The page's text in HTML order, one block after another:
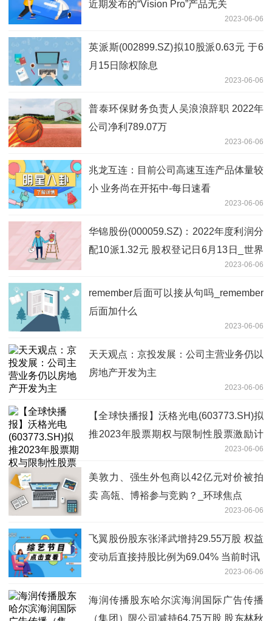
近期发布的“Vision Pro”产品无关
2023-06-06
英派斯(002899.SZ)拟10股派0.63元 于6
月15日除权除息
2023-06-06
普泰环保财务负责人吴浪浪辞职 2022年
公司净利789.07万
2023-06-06
兆龙互连：目前公司高速互连产品体量较
小 业务尚在开拓中-每日速看
2023-06-06
华锦股份(000059.SZ)：2022年度利润分
配10派1.32元 股权登记日6月13日_世界
2023-06-06
remember后面可以接从句吗_remember
后面加什么
2023-06-06
天天观点：京投发展：公司主营业务仍以
房地产开发为主
2023-06-06
【全球快播报】沃格光电(603773.SH)拟
推2023年股票期权与限制性股票激励计
2023-06-06
美敦力、强生外包商以42亿元对价被拍
卖 高瓴、博裕参与竞购？_环球焦点
2023-06-06
飞翼股份股东张泽武增持29.55万股 权益
变动后直接持股比例为69.04% 当前时讯
2023-06-06
海润传播股东哈尔滨海润国际广告传播
（集团）限公司减持64.75万股 股东林秋